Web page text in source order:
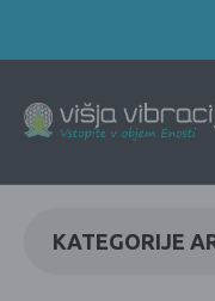
KATEGORIJE